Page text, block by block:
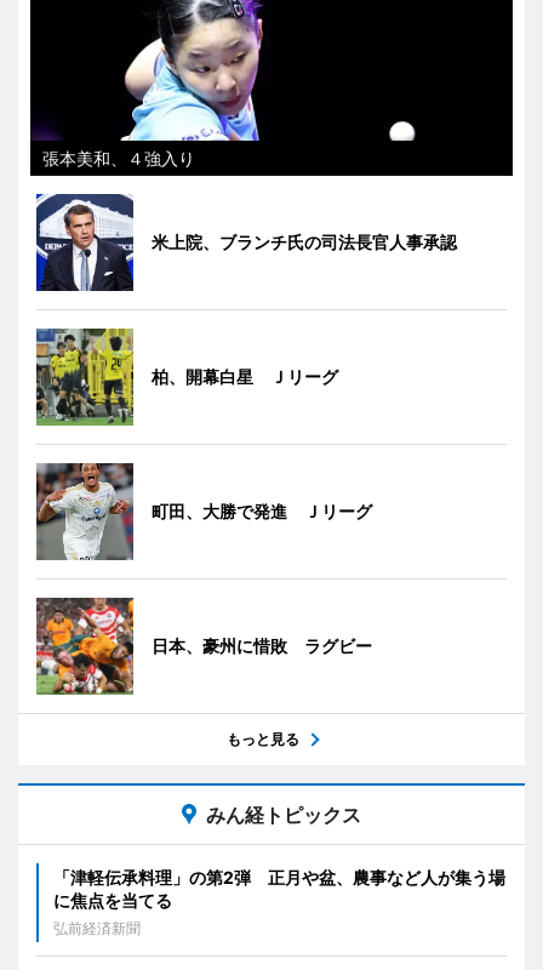
張本美和、４強入り
米上院、ブランチ氏の司法長官人事承認
柏、開幕白星 Ｊリーグ
町田、大勝で発進 Ｊリーグ
日本、豪州に惜敗 ラグビー
もっと見る
みん経トピックス
「津軽伝承料理」の第2弾 正月や盆、農事など人が集う場
に焦点を当てる
弘前経済新聞